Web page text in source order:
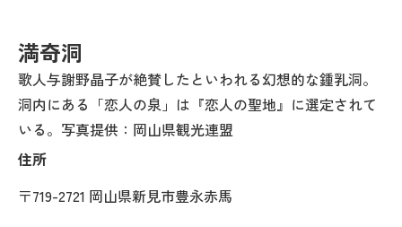
満奇洞
歌人与謝野晶子が絶賛したといわれる幻想的な鍾乳洞。
洞内にある「恋人の泉」は『恋人の聖地』に選定されて
いる。写真提供：岡山県観光連盟
住所
〒719-2721 岡山県新見市豊永赤馬